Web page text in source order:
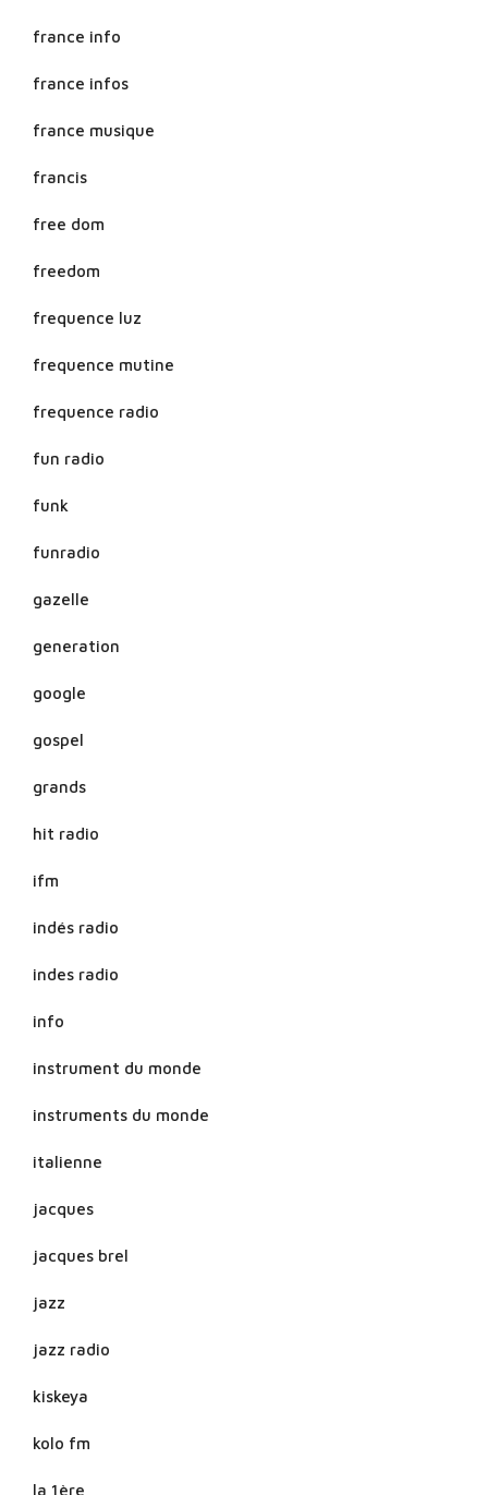
france info
france infos
france musique
francis
free dom
freedom
frequence luz
frequence mutine
frequence radio
fun radio
funk
funradio
gazelle
generation
google
gospel
grands
hit radio
ifm
indés radio
indes radio
info
instrument du monde
instruments du monde
italienne
jacques
jacques brel
jazz
jazz radio
kiskeya
kolo fm
la 1ère